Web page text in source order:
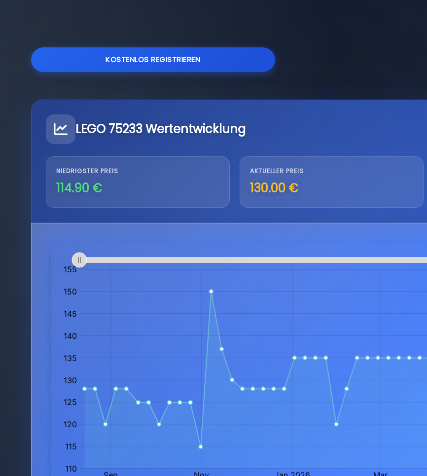
KOSTENLOS REGISTRIEREN
LEGO 75233 Wertentwicklung
NIEDRIGSTER PREIS
114.90 €
AKTUELLER PREIS
130.00 €